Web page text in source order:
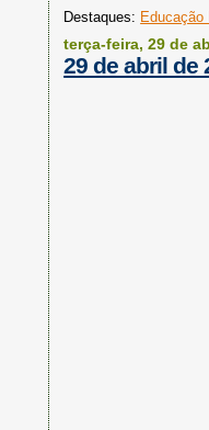
Destaques: Educação
terça-feira, 29 de
29 de abril de